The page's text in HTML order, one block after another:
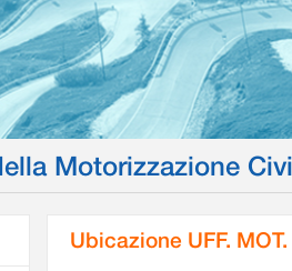
Motorizzazione
Ubicazione UFF.